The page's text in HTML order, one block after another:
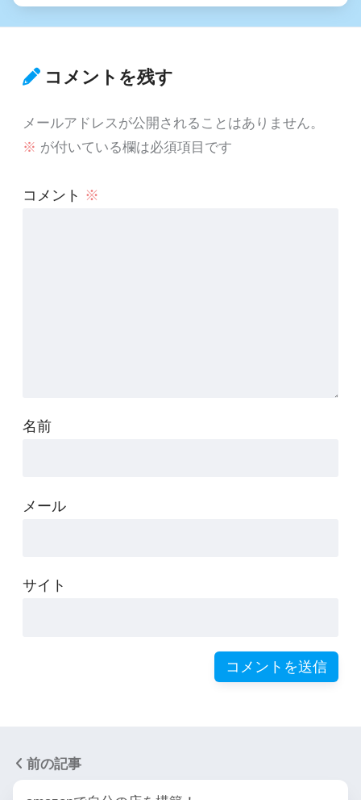
コメントを残す
メールアドレスが公開されることはありません。
※ が付いている欄は必須項目です
コメント ※
名前
メール
サイト
前の記事